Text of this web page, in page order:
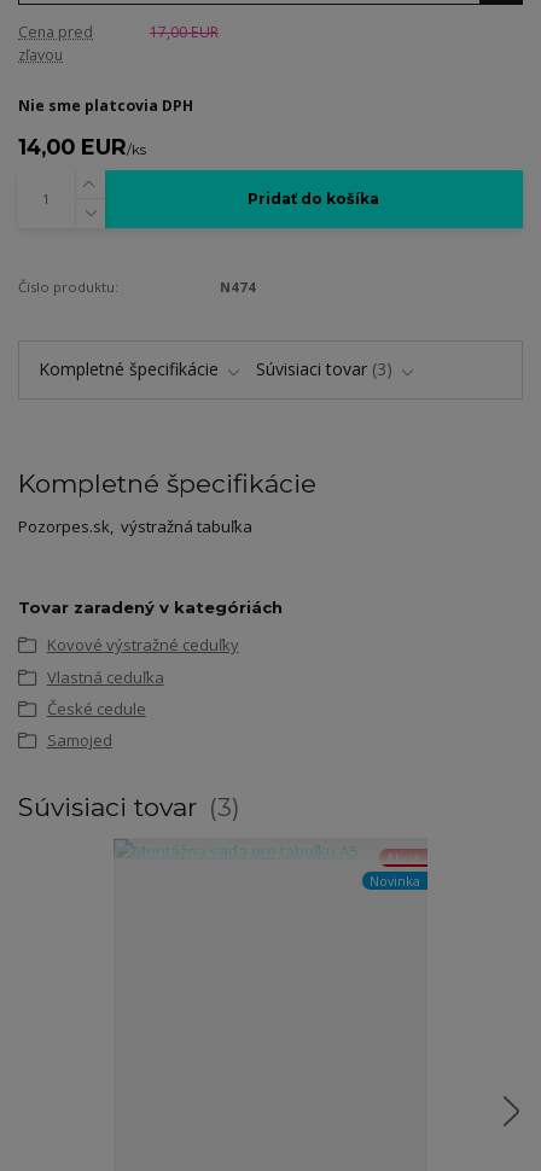
Cena pred
zľavou
17,00 EUR
Nie sme platcovia DPH
14,00 EUR/ks
Pridať do košíka
Číslo produktu: N474
Kompletné špecifikácie Súvisiaci tovar 3
Kompletné špecifikácie
Pozorpes.sk, výstražná tabuľka
Tovar zaradený v kategóriách
Kovové výstražné ceduľky
Vlastná ceduľka
České cedule
Samojed
Súvisiaci tovar 3
Akcia
Novinka